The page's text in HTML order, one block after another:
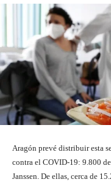
Aragón prevé distribuir esta
contra el COVID-19: 9.800
Janssen. De ellas, cerca de